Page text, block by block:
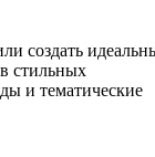
создать
стильных
и тематические